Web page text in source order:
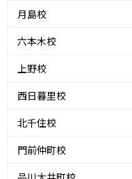
月島校
六本木校
上野校
西日暮里校
北千住校
門前仲町校